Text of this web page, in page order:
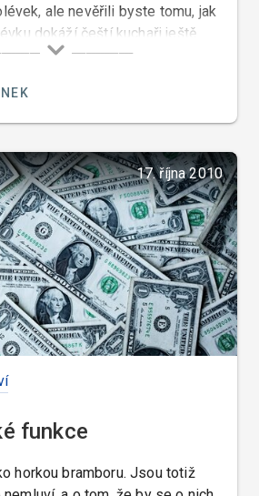
ale nevěřili byste tomu, jak
dokáží čeští kuchaři ještě
vylepšit.
17. října 2010
funkce
horkou bramboru. Jsou totiž